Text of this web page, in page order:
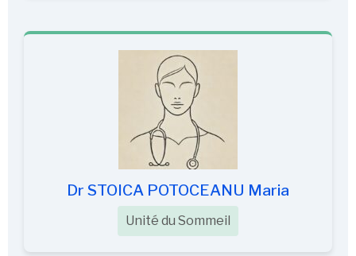
Dr STOICA POTOCEANU Maria
Unité du Sommeil